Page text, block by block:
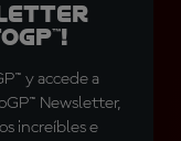
y accede a
Newsletter,
increíbles e